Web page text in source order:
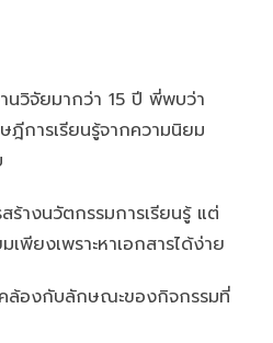
วิจัยมากว่า 15 ปี พี่พบว่า
การเรียนรู้จากความนิยม
ร้างนวัตกรรมการเรียนรู้ แต่
พียงเพราะหาเอกสารได้ง่าย
ล้องกับลักษณะของกิจกรรมที่